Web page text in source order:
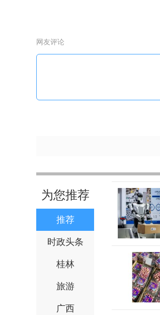
网友评论
为您推荐
推荐
时政头条
桂林
旅游
广西